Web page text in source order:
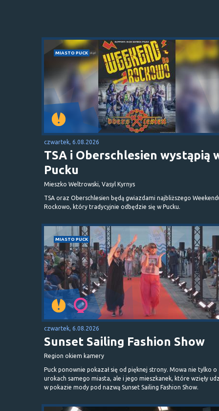
MIASTO PUCK
czwartek, 6.08.2026
TSA i Oberschlesien wystąpią
Pucku
Mieszko Weltrowski, Vasyl Kyrnys
TSA oraz Oberschlesien będą gwiazdami najbliższego
Rockowo, który tradycyjnie odbędzie się w Pucku.
MIASTO PUCK
czwartek, 6.08.2026
Sunset Sailing Fashion Show
Region okiem kamery
Puck ponownie pokazał się od pięknej strony. Mowa nie tylko o
urokach samego miasta, ale i jego mieszkanek, które wzięły
w pokazie mody pod nazwą Sunset Sailing Fashion Show.